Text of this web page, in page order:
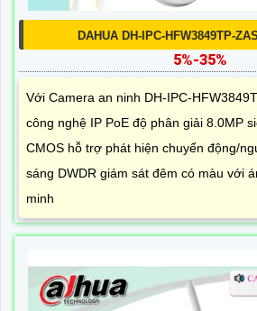
DAHUA DH-IPC-HFW3849TP-
5%-35%
Với Camera an ninh DH-IPC-
công nghệ IP PoE độ phân giải 8.0MP
CMOS hỗ trợ phát hiện chuyển động/
sáng DWDR giám sát đêm có màu với
minh